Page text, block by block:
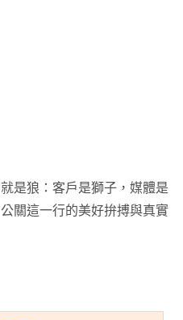
是狼：客戶是獅子，媒體是
關這一行的美好拚搏與真實